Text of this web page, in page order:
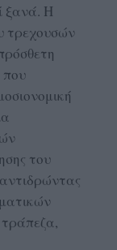
ξανά. Η
τρεχουσών
που
του